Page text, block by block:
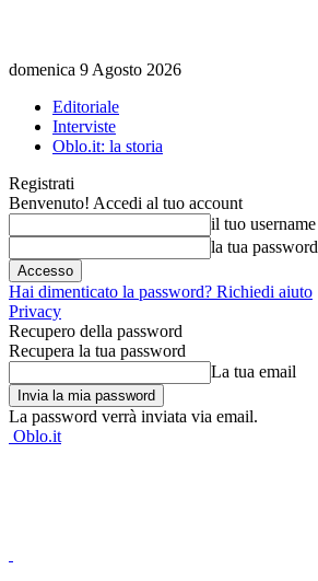
domenica 9 Agosto 2026
Editoriale
Interviste
Oblo.it: la storia
Registrati
Benvenuto! Accedi al tuo account
il tuo username
la tua password
Hai dimenticato la password? Richiedi aiuto
Privacy
Recupero della password
Recupera la tua password
La tua email
La password verrà inviata via email.
Oblo.it